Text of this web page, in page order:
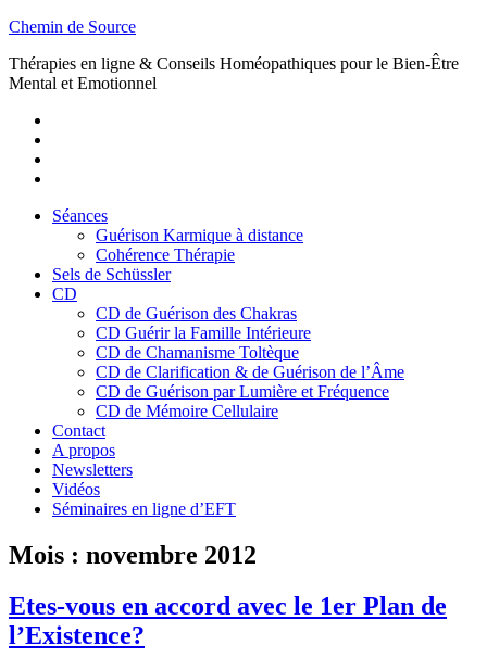
Skip
content
Chemin de Source
Thérapies en ligne & Conseils Homéopathiques pour le Bien-Être
Mental et Emotionnel
Séances
Guérison Karmique à distance
Cohérence Thérapie
Sels de Schüssler
CD
CD de Guérison des Chakras
CD Guérir la Famille Intérieure
CD de Chamanisme Toltèque
CD de Clarification & de Guérison de l’Âme
CD de Guérison par Lumière et Fréquence
CD de Mémoire Cellulaire
Contact
A propos
Newsletters
Vidéos
Séminaires en ligne d’EFT
Mois : novembre 2012
Etes-vous en accord avec le 1er Plan de
l’Existence?